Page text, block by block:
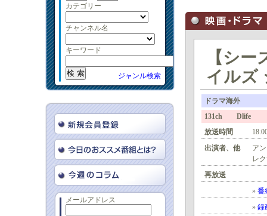
カテゴリー
チャンネル名
キーワード
ジャンル検索
メールアドレス
【シ
イルズ
ドラマ海外
131ch Dlife
放送時間
出演者、他
ア
レ
再放送
» 番
» 録